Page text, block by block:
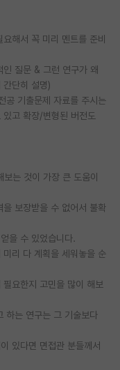
해서 꼭 미리 멘트를 준비
인 질문 & 그런 연구가 왜
간단히 설명)
공 기출문제 자료를 주시는
있고 확장/변형된 버전도
는 것이 가장 큰 도움이
보장받을 수 없어서 불확
을 수 있었습니다.
리 다 계획을 세워놓을 순
요한지 고민을 많이 해보
하는 연구는 그 기술보다
있다면 면접관 분들께서